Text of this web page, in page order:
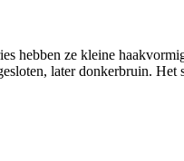
hebben ze kleine
later donkerbruin.